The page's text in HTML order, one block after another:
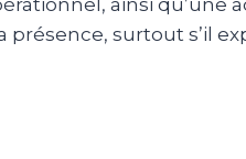
surtout s’il